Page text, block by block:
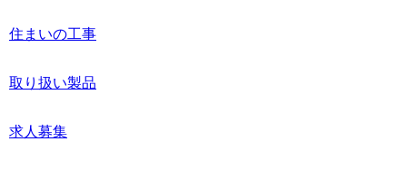
住まいの工事
取り扱い製品
求人募集